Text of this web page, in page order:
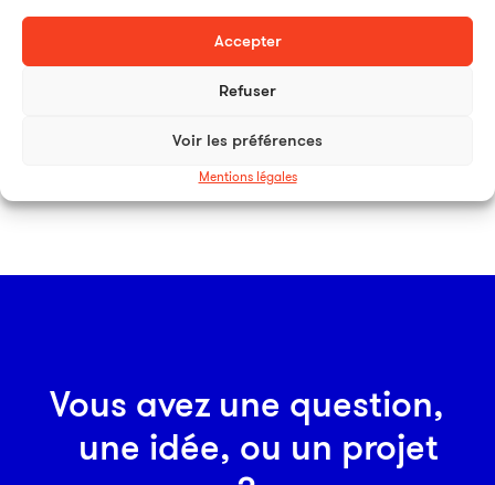
Accepter
Refuser
Voir les préférences
Mentions légales
Vous avez une question,
une idée, ou un projet